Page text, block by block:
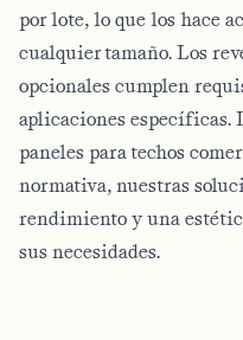
por lote, lo que los hace
cualquier tamaño. Los
opcionales cumplen
aplicaciones específicas.
paneles para techos
normativa, nuestras
rendimiento y una
sus necesidades.